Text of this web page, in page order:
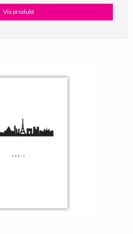
Vis produkt